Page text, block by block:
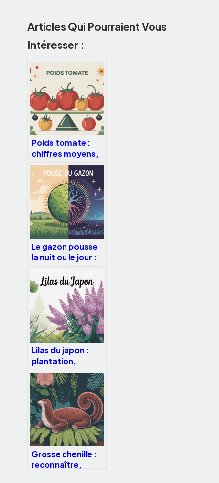
Articles Qui Pourraient Vous
Intéresser :
Poids tomate :
chiffres moyens,
rendements et
conseils pratiques
Le gazon pousse
la nuit ou le jour :
vraiment
Lilas du japon :
plantation,
entretien et
floraison d’un
arbuste
d’exception
Grosse chenille :
reconnaître,